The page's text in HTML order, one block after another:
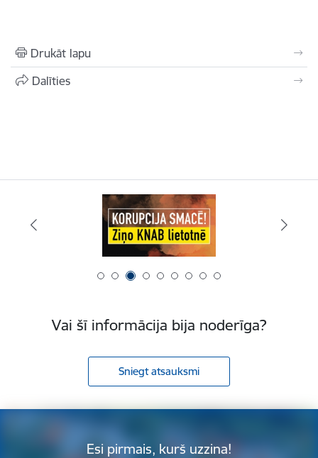
Drukāt lapu
Dalīties
Vai šī informācija bija noderīga?
Sniegt atsauksmi
Esi pirmais, kurš uzzina!